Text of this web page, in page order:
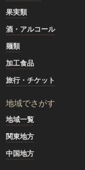
果実類
酒・アルコール
麺類
加工食品
旅行・チケット
地域でさがす
地域一覧
関東地方
中国地方